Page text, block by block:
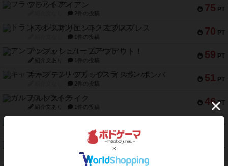
75 PT
フラットアイアン
2件の投稿
70 PT
トランスオリエント・エクスプレス
1件の投稿
59 PT
アンブッシュ！：ムーブアウト！
紹介文あり 1件の投稿
51 PT
キャプテン・フリップ：イスラ・ボンバ
2件の投稿
46 PT
ガルフストライク
紹介文あり 1件の投稿
PT
8件の投稿
PT
12件の投稿